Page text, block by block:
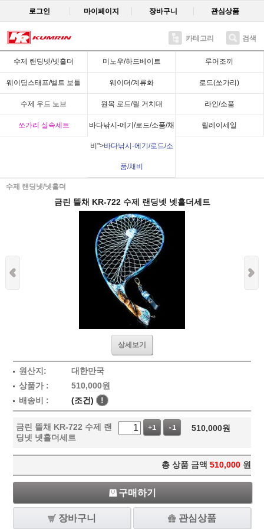
로그인 마이페이지 장바구니 관심상품
카테고리 검색
수제 랜딩넷/넷홀더 미노우/하드베이트 루어조끼
웨이딩스태프/벨트 보틀 웨이더/계류화 로드(쏘가리)
수제 우드 노브 원목 로드/릴 거치대 라인/소품
쏘가리 실속세트 바다낚시-에기/로드/소품/채
비">바다낚시-에기/로드/소
품/채비
릴레이세일
수제 랜딩넷/넷홀더
Recent
금린 뜰채 KR-722 수제 랜딩넷 넷홀더세트
상세보기
원산지:
대한만국
상품가 :
510,000원
배송비 :
(조건) !
금린 뜰채 KR-722 수제 랜
딩넷 넷홀더세트
+1 -1 510,000원
총 상품 금액 510,000 원
구매하기
장바구니 관심상품